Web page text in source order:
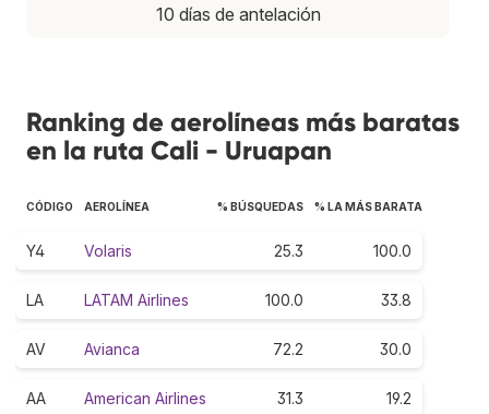
10 días de antelación
Ranking de aerolíneas más baratas
en la ruta Cali - Uruapan
CÓDIGO AEROLÍNEA % BÚSQUEDAS % LA MÁS BARATA
Y4 Volaris 25.3 100.0
LA LATAM Airlines 100.0 33.8
AV Avianca 72.2 30.0
AA American Airlines 31.3 19.2